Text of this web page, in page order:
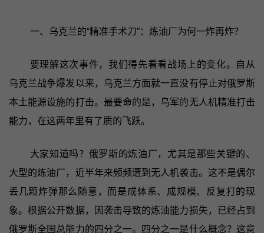
一、乌克兰的“精准手术刀”：炼油厂为何一炸再炸？
要理解这次事件，我们得先看看战场上的变化。自从
乌克兰战争爆发以来，乌克兰方面就一直没有停止对俄罗斯
本土能源设施的打击。最要命的是，乌军的无人机精准打击
能力，在这两年里有了质的飞跃。
大家知道吗？俄罗斯的炼油厂，尤其是那些关键的、
大型的炼油厂，近半年来频频遭到无人机袭击。这不是偶尔
丢几颗炸弹那么随意，而是成体系、成规模、反复打的现
象。根据公开数据，因袭击导致的炼油能力损失，已经占到
俄罗斯全国总能力的四分之一。四分之一是什么概念？这意